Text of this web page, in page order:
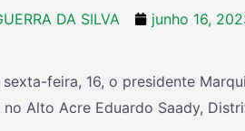
DA SILVA junho 16,
sexta-feira, 16, o presidente
Alto Acre Eduardo Saady,